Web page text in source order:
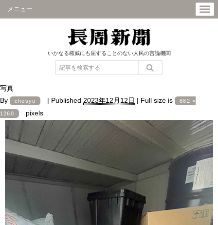
メニュー
いかなる権威にも屈することのない人民の言論機関
写真
By
chosyu | Published 2023年12月12日 | Full size is 882 ×
1260 pixels